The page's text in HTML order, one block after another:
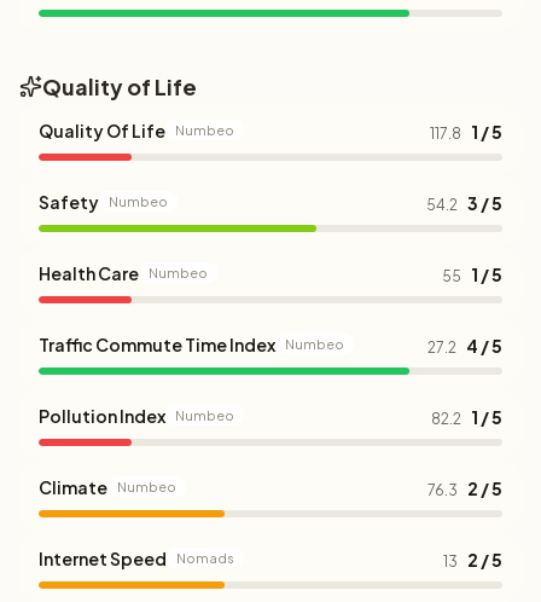
Quality of Life
Quality Of Life Numbeo 117.8 1 / 5
Safety Numbeo 54.2 3 / 5
Health Care Numbeo 55 1 / 5
Traffic Commute Time Index Numbeo 27.2 4 / 5
Pollution Index Numbeo 82.2 1 / 5
Climate Numbeo 76.3 2 / 5
Internet Speed Nomads 13 2 / 5